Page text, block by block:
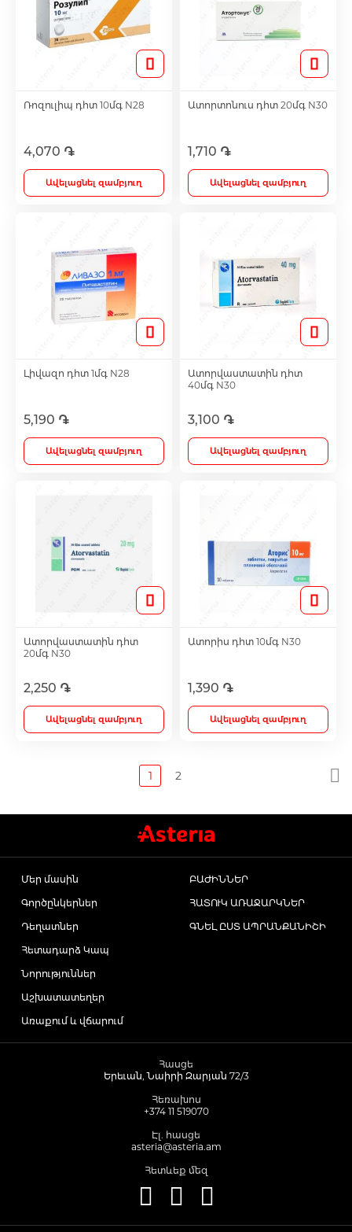
Ռոզուլիպ դհտ 10մգ N28
4,070 ֏
Ավելացնել զամբյուղ
Ատորտոնուս դհտ 20մգ N30
1,710 ֏
Ավելացնել զամբյուղ
Լիվազո դհտ 1մգ N28
5,190 ֏
Ավելացնել զամբյուղ
Ատորվաստատին դհտ
40մգ N30
3,100 ֏
Ավելացնել զամբյուղ
Ատորվաստատին դհտ
20մգ N30
2,250 ֏
Ավելացնել զամբյուղ
Ատորիս դհտ 10մգ N30
1,390 ֏
Ավելացնել զամբյուղ
1 2
ԲԱԺԻՆՆԵՐ
ՀԱՏՈՒԿ ԱՌԱՋԱՐԿՆԵՐ
ԳՆԵԼ ԸՍՏ ԱՊՐԱՆՔԱՆԻՇԻ
Մեր մասին
Գործընկերներ
Դեղատներ
Հետադարձ Կապ
Նորություններ
Աշխատատեղեր
Առաքում և վճարում
Հասցե
Երեւան, Նաիրի Զարյան 72/3
Հեռախոս
+374 11 519070
Էլ. հասցե
asteria@asteria.am
Հետևեք մեզ